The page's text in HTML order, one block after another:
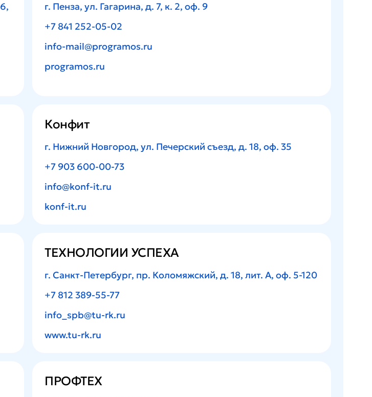
г. Пенза, ул. Гагарина, д. 7, к. 2, оф. 9
+7 841 252-05-02
info-mail@programos.ru
programos.ru
Конфит
г. Нижний Новгород, ул. Печерский съезд, д. 18, оф. 35
+7 903 600-00-73
info@konf-it.ru
konf-it.ru
ТЕХНОЛОГИИ УСПЕХА
г. Санкт-Петербург, пр. Коломяжский, д. 18, лит. А, оф. 5-120
+7 812 389-55-77
info_spb@tu-rk.ru
www.tu-rk.ru
ПРОФТЕХ